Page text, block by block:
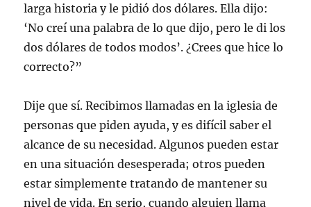
larga historia y le pidió dos dólares. Ella dijo:
‘No creí una palabra de lo que dijo, pero le di los
dos dólares de todos modos’. ¿Crees que hice lo
correcto?”
Dije que sí. Recibimos llamadas en la iglesia de
personas que piden ayuda, y es difícil saber el
alcance de su necesidad. Algunos pueden estar
en una situación desesperada; otros pueden
estar simplemente tratando de mantener su
nivel de vida. En serio, cuando alguien llama